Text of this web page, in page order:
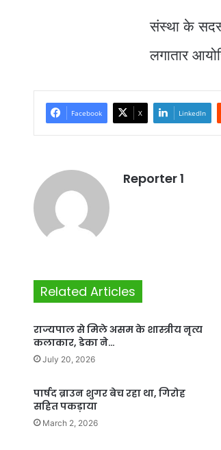
संस्था के
लगातार
Facebook X LinkedIn
Reporter 1
Related Articles
राज्यपाल से मिले असम के शास्त्रीय नृत्य
कलाकार, डेका ने…
July 20, 2026
पार्षद ब्राउन शुगर बेच रहा था, गिरोह
सहित पकड़ाया
March 2, 2026